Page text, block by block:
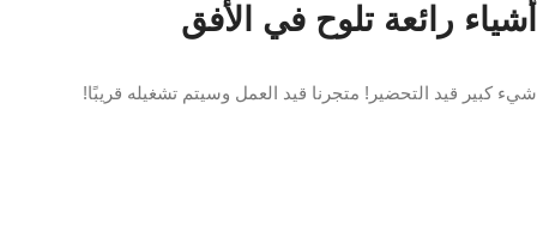
أشياء رائعة تلوح في الأفق
شيء كبير قيد التحضير! متجرنا قيد العمل وسيتم تشغيله قريبًا!